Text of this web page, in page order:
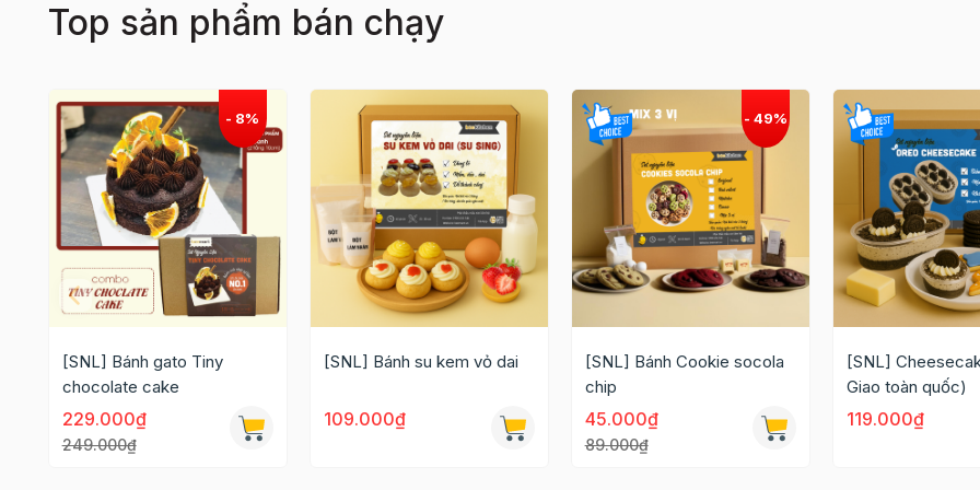
Top sản phẩm bán chạy
[SNL] Bánh gato Tiny
chocolate cake
229.000₫
249.000₫
[SNL] Bánh su kem vỏ dai
109.000₫
[SNL] Bánh Cookie socola
chip
45.000₫
89.000₫
[SNL]
Giao toàn quốc)
119.000₫